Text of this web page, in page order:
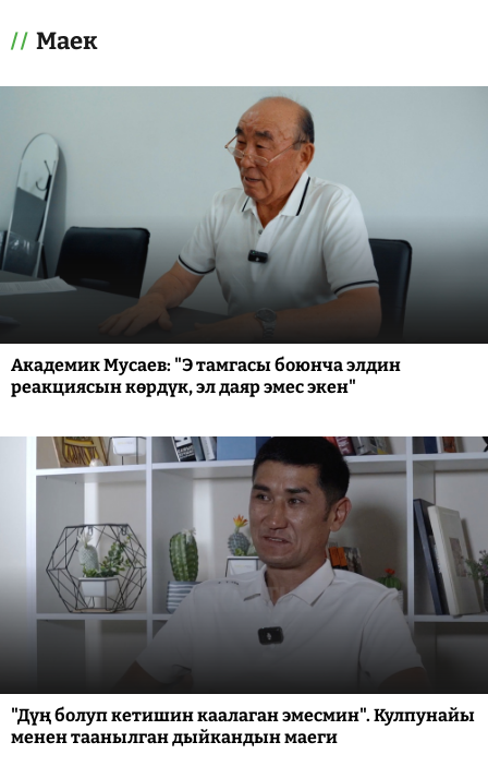
Маек
Академик Мусаев: "Э тамгасы боюнча элдин
реакциясын көрдүк, эл даяр эмес экен"
"Дүң болуп кетишин каалаган эмесмин". Кулпунайы
менен таанылган дыйкандын маеги